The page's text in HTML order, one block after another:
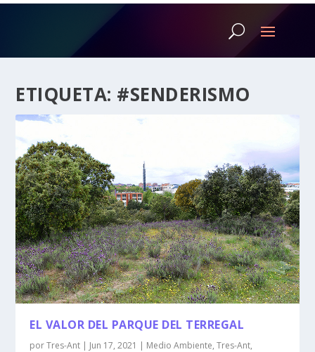
ETIQUETA: #SENDERISMO
EL VALOR DEL PARQUE DEL TERREGAL
porTres-Ant | Jun 17, 2021 | Medio Ambiente,Tres-Ant,